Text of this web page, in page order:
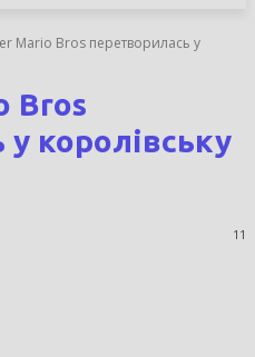
Mario Bros перетворилась у
Bros
королівську
11